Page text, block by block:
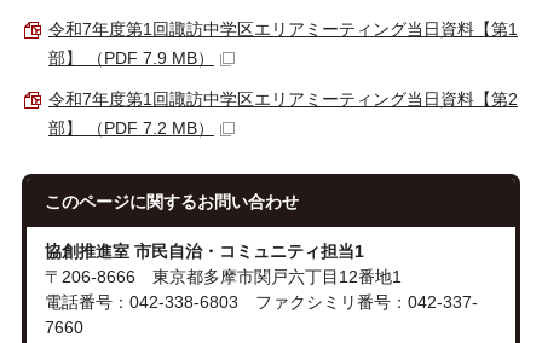
令和7年度第1回諏訪中学区エリアミーティング当日資料【第1
部】 （PDF 7.9 MB）
令和7年度第1回諏訪中学区エリアミーティング当日資料【第2
部】 （PDF 7.2 MB）
このページに関するお問い合わせ
協創推進室 市民自治・コミュニティ担当1
〒206-8666 東京都多摩市関戸六丁目12番地1
電話番号：042-338-6803 ファクシミリ番号：042-337-
7660